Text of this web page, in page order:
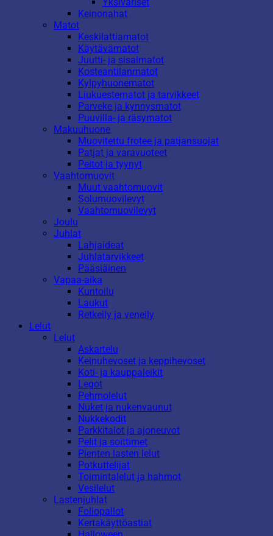
Keinonahat
Matot
Keskilattiamatot
Käytävämatot
Juutti- ja sisalmatot
Kosteantilanmatot
Kylpyhuonematot
Liukuestematot ja tarvikkeet
Parveke ja kynnysmatot
Puuvilla- ja räsymatot
Makuuhuone
Muovitettu frotee ja patjansuojat
Patjat ja varavuoteet
Peitot ja tyynyt
Vaahtomuovit
Muut vaahtomuovit
Solumuovilevyt
Vaahtomuovilevyt
Joulu
Juhlat
Lahjaideat
Juhlatarvikkeet
Pääsiäinen
Vapaa-aika
Kuntoilu
Laukut
Retkeily ja veneily
Lelut
Lelut
Askartelu
Keinuhevoset ja keppihevoset
Koti- ja kauppaleikit
Legot
Pehmolelut
Nuket ja nukenvaunut
Nukkekodit
Parkkitalot ja ajoneuvot
Pelit ja soittimet
Pienten lasten lelut
Potkuttelijat
Toimintalelut ja hahmot
Vesilelut
Lastenjuhlat
Foliopallot
Kertakäyttöastiat